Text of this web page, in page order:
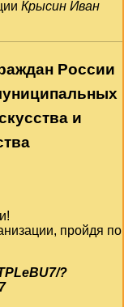
Крысин Иван
России
и
пройдя по
?